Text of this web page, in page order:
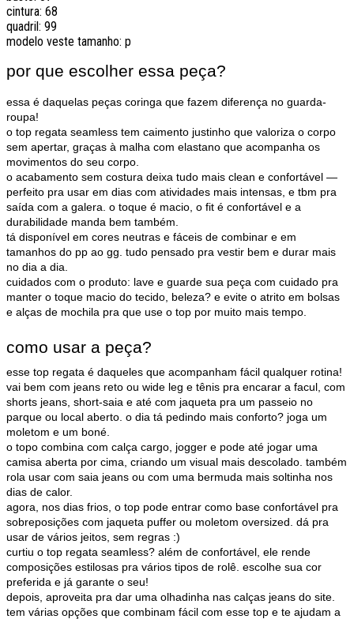
cintura: 68
quadril: 99
modelo veste tamanho: p
por que escolher essa peça?
essa é daquelas peças coringa que fazem diferença no guarda-
roupa!
o top regata seamless tem caimento justinho que valoriza o corpo
sem apertar, graças à malha com elastano que acompanha os
movimentos do seu corpo.
o acabamento sem costura deixa tudo mais clean e confortável —
perfeito pra usar em dias com atividades mais intensas, e tbm pra
saída com a galera. o toque é macio, o fit é confortável e a
durabilidade manda bem também.
tá disponível em cores neutras e fáceis de combinar e em
tamanhos do pp ao gg. tudo pensado pra vestir bem e durar mais
no dia a dia.
cuidados com o produto: lave e guarde sua peça com cuidado pra
manter o toque macio do tecido, beleza? e evite o atrito em bolsas
e alças de mochila pra que use o top por muito mais tempo.
como usar a peça?
esse top regata é daqueles que acompanham fácil qualquer rotina!
vai bem com jeans reto ou wide leg e tênis pra encarar a facul, com
shorts jeans, short-saia e até com jaqueta pra um passeio no
parque ou local aberto. o dia tá pedindo mais conforto? joga um
moletom e um boné.
o topo combina com calça cargo, jogger e pode até jogar uma
camisa aberta por cima, criando um visual mais descolado. também
rola usar com saia jeans ou com uma bermuda mais soltinha nos
dias de calor.
agora, nos dias frios, o top pode entrar como base confortável pra
sobreposições com jaqueta puffer ou moletom oversized. dá pra
usar de vários jeitos, sem regras :)
curtiu o top regata seamless? além de confortável, ele rende
composições estilosas pra vários tipos de rolê. escolhe sua cor
preferida e já garante o seu!
depois, aproveita pra dar uma olhadinha nas calças jeans do site.
tem várias opções que combinam fácil com esse top e te ajudam a